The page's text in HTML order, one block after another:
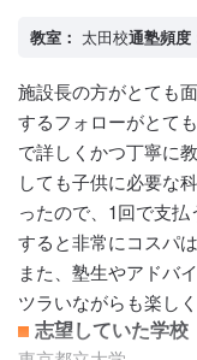
教室： 太田校通塾頻度
施設長の方がとても
するフォローがとて
で詳しくかつ丁寧に
しても子供に必要な
ったので、1回で支
すると非常にコスパ
また、塾生やアドバ
ツラいながらも楽し
志望していた学校